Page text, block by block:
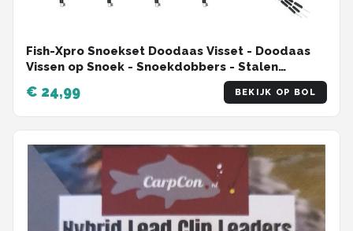
Fish-Xpro Snoekset Doodaas Visset - Doodaas
Vissen op Snoek - Snoekdobbers - Stalen
€ 24,99 BEKIJK OP BOL